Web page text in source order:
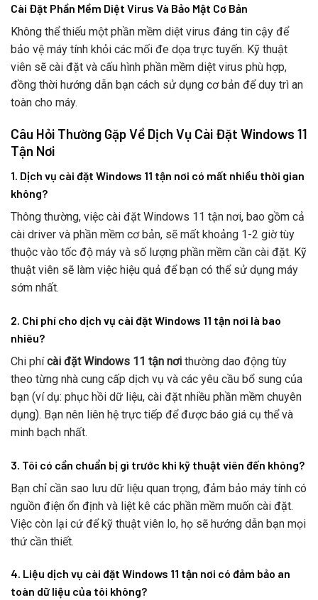
Cài Đặt Phần Mềm Diệt Virus Và Bảo Mật Cơ Bản
Không thể thiếu một phần mềm diệt virus đáng tin cậy để
bảo vệ máy tính khỏi các mối đe dọa trực tuyến. Kỹ thuật
viên sẽ cài đặt và cấu hình phần mềm diệt virus phù hợp,
đồng thời hướng dẫn bạn cách sử dụng cơ bản để duy trì an
toàn cho máy.
Câu Hỏi Thường Gặp Về Dịch Vụ Cài Đặt Windows 11
Tận Nơi
1. Dịch vụ cài đặt Windows 11 tận nơi có mất nhiều thời gian
không?
Thông thường, việc cài đặt Windows 11 tận nơi, bao gồm cả
cài driver và phần mềm cơ bản, sẽ mất khoảng 1-2 giờ tùy
thuộc vào tốc độ máy và số lượng phần mềm cần cài đặt. Kỹ
thuật viên sẽ làm việc hiệu quả để bạn có thể sử dụng máy
sớm nhất.
2. Chi phí cho dịch vụ cài đặt Windows 11 tận nơi là bao
nhiêu?
Chi phícài đặt Windows 11 tận nơi thường dao động tùy
theo từng nhà cung cấp dịch vụ và các yêu cầu bổ sung của
bạn (ví dụ: phục hồi dữ liệu, cài đặt nhiều phần mềm chuyên
dụng). Bạn nên liên hệ trực tiếp để được báo giá cụ thể và
minh bạch nhất.
3. Tôi có cần chuẩn bị gì trước khi kỹ thuật viên đến không?
Bạn chỉ cần sao lưu dữ liệu quan trọng, đảm bảo máy tính có
nguồn điện ổn định và liệt kê các phần mềm muốn cài đặt.
Việc còn lại cứ để kỹ thuật viên lo, họ sẽ hướng dẫn bạn mọi
thứ cần thiết.
4. Liệu dịch vụ cài đặt Windows 11 tận nơi có đảm bảo an
toàn dữ liệu của tôi không?